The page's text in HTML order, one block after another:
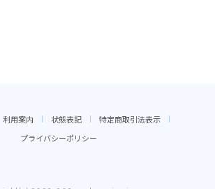
利用案内 状態表記 特定商取引法表示
プライバシーポリシー